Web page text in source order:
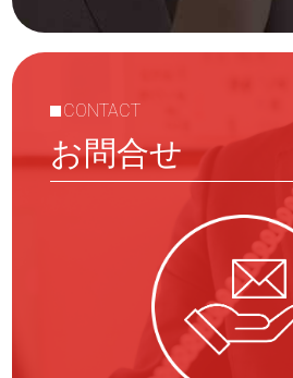
CONTACT
お問合せ